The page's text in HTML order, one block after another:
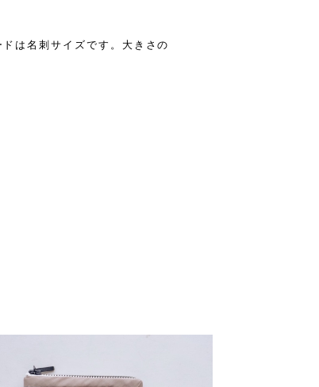
は名刺サイズです。大きさの